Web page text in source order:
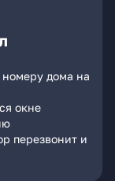
дома на
окне
перезвонит и